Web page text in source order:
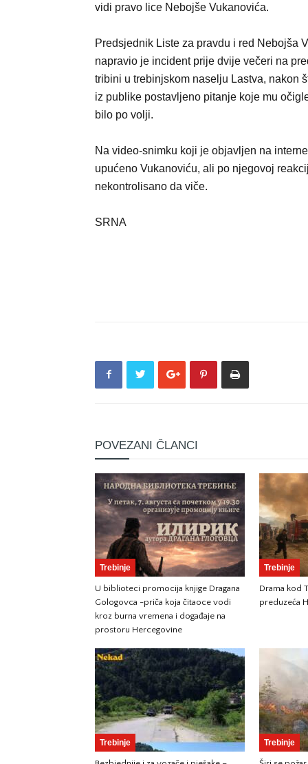
vidi pravo lice Nebojše Vukanovića.
Predsjednik Liste za pravdu i red Nebojša
napravio je incident prije dvije večeri na
tribini u trebinjskom naselju Lastva, nakon
iz publike postavljeno pitanje koje mu
bilo po volji.
Na video-snimku koji je objavljen na
upućeno Vukanoviću, ali po njegovoj
nekontrolisano da viče.
SRNA
POVEZANI ČLANCI
Trebinje
U biblioteci promocija knjige Dragana
Gologovca -priča koja čitaoce vodi
kroz burna vremena i događaje na
prostoru Hercegovine
Trebinje
Drama kod
preduzeća
Trebinje Trebinje